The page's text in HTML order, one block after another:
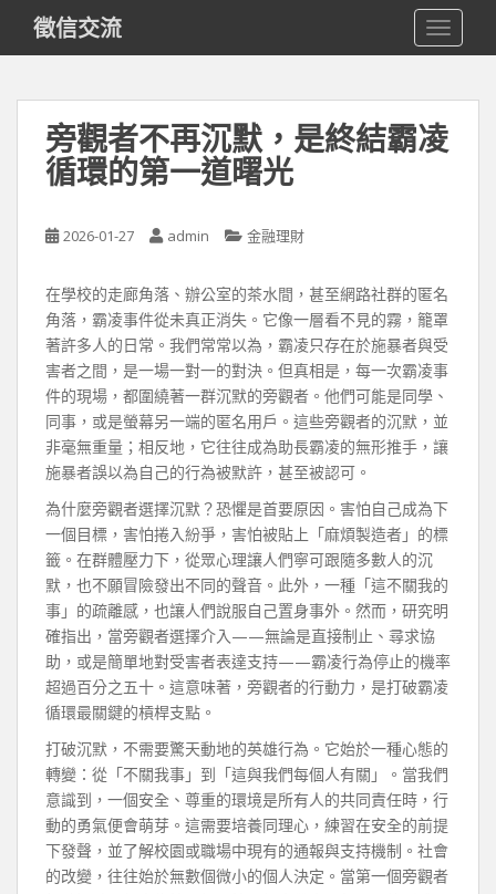
i
徵信交流
旁觀者不再沉默，是終結霸凌
循環的第一道曙光
2026-01-27 admin 金融理財
在學校的走廊角落、辦公室的茶水間，甚至網路社群的匿名
角落，霸凌事件從未真正消失。它像一層看不見的霧，籠罩
著許多人的日常。我們常常以為，霸凌只存在於施暴者與受
害者之間，是一場一對一的對決。但真相是，每一次霸凌事
件的現場，都圍繞著一群沉默的旁觀者。他們可能是同學、
同事，或是螢幕另一端的匿名用戶。這些旁觀者的沉默，並
非毫無重量；相反地，它往往成為助長霸凌的無形推手，讓
施暴者誤以為自己的行為被默許，甚至被認可。
為什麼旁觀者選擇沉默？恐懼是首要原因。害怕自己成為下
一個目標，害怕捲入紛爭，害怕被貼上「麻煩製造者」的標
籤。在群體壓力下，從眾心理讓人們寧可跟隨多數人的沉
默，也不願冒險發出不同的聲音。此外，一種「這不關我的
事」的疏離感，也讓人們說服自己置身事外。然而，研究明
確指出，當旁觀者選擇介入——無論是直接制止、尋求協
助，或是簡單地對受害者表達支持——霸凌行為停止的機率
超過百分之五十。這意味著，旁觀者的行動力，是打破霸凌
循環最關鍵的槓桿支點。
打破沉默，不需要驚天動地的英雄行為。它始於一種心態的
轉變：從「不關我事」到「這與我們每個人有關」。當我們
意識到，一個安全、尊重的環境是所有人的共同責任時，行
動的勇氣便會萌芽。這需要培養同理心，練習在安全的前提
下發聲，並了解校園或職場中現有的通報與支持機制。社會
的改變，往往始於無數個微小的個人決定。當第一個旁觀者